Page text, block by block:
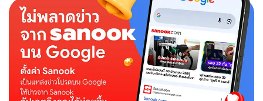
ถ่าย
แบบ
ชั้น
เซ็กซี่
มาก